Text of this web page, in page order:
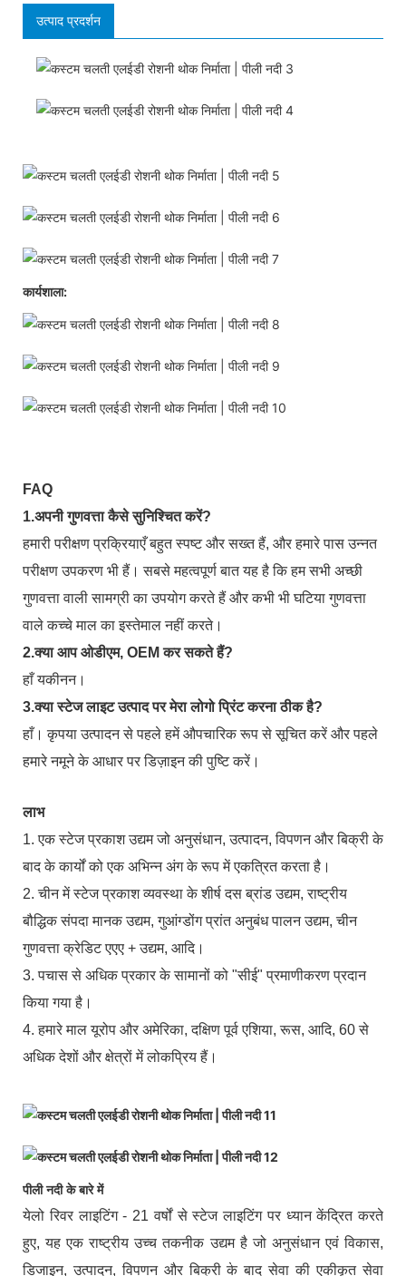
उत्पाद प्रदर्शन
कार्यशाला:
FAQ
1.अपनी गुणवत्ता कैसे सुनिश्चित करें?
हमारी परीक्षण प्रक्रियाएँ बहुत स्पष्ट और सख्त हैं, और हमारे पास उन्नत
परीक्षण उपकरण भी हैं। सबसे महत्वपूर्ण बात यह है कि हम सभी अच्छी
गुणवत्ता वाली सामग्री का उपयोग करते हैं और कभी भी घटिया गुणवत्ता
वाले कच्चे माल का इस्तेमाल नहीं करते।
2.क्या आप ओडीएम, OEM कर सकते हैं?
हाँ यकीनन।
3.क्या स्टेज लाइट उत्पाद पर मेरा लोगो प्रिंट करना ठीक है?
हाँ। कृपया उत्पादन से पहले हमें औपचारिक रूप से सूचित करें और पहले
हमारे नमूने के आधार पर डिज़ाइन की पुष्टि करें।
लाभ
1. एक स्टेज प्रकाश उद्यम जो अनुसंधान, उत्पादन, विपणन और बिक्री के
बाद के कार्यों को एक अभिन्न अंग के रूप में एकत्रित करता है।
2. चीन में स्टेज प्रकाश व्यवस्था के शीर्ष दस ब्रांड उद्यम, राष्ट्रीय
बौद्धिक संपदा मानक उद्यम, गुआंग्डोंग प्रांत अनुबंध पालन उद्यम, चीन
गुणवत्ता क्रेडिट एएए + उद्यम, आदि।
3. पचास से अधिक प्रकार के सामानों को "सीई" प्रमाणीकरण प्रदान
किया गया है।
4. हमारे माल यूरोप और अमेरिका, दक्षिण पूर्व एशिया, रूस, आदि, 60 से
अधिक देशों और क्षेत्रों में लोकप्रिय हैं।
पीली नदी के बारे में
येलो रिवर लाइटिंग - 21 वर्षों से स्टेज लाइटिंग पर ध्यान केंद्रित करते
हुए, यह एक राष्ट्रीय उच्च तकनीक उद्यम है जो अनुसंधान एवं विकास,
डिजाइन, उत्पादन, विपणन और बिक्री के बाद सेवा की एकीकृत सेवा